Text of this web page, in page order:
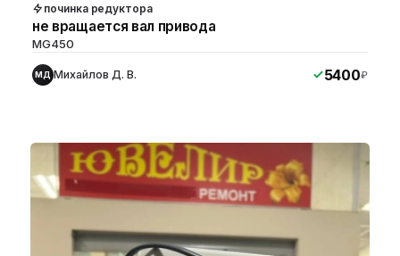
починка редуктора
не вращается вал привода
MG450
МД Михайлов Д. В. 5400₽